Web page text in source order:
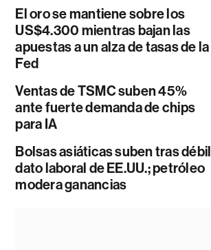
El oro se mantiene sobre los
US$4.300 mientras bajan las
apuestas a un alza de tasas de la
Fed
Ventas de TSMC suben 45%
ante fuerte demanda de chips
para IA
Bolsas asiáticas suben tras débil
dato laboral de EE.UU.; petróleo
modera ganancias